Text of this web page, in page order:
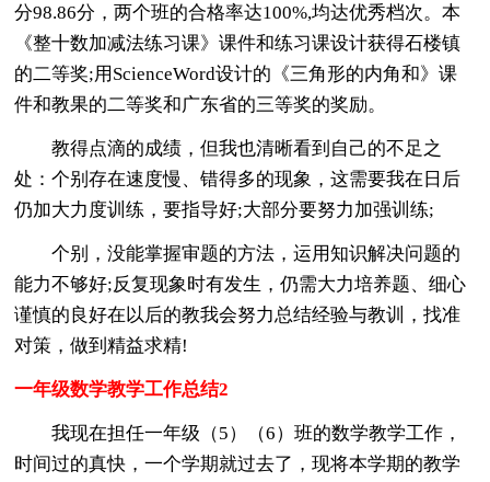
分98.86分，两个班的合格率达100%,均达优秀档次。本
《整十数加减法练习课》课件和练习课设计获得石楼镇
的二等奖;用ScienceWord设计的《三角形的内角和》课
件和教果的二等奖和广东省的三等奖的奖励。
教得点滴的成绩，但我也清晰看到自己的不足之
处：个别存在速度慢、错得多的现象，这需要我在日后
仍加大力度训练，要指导好;大部分要努力加强训练;
个别，没能掌握审题的方法，运用知识解决问题的
能力不够好;反复现象时有发生，仍需大力培养题、细心
谨慎的良好在以后的教我会努力总结经验与教训，找准
对策，做到精益求精!
一年级数学教学工作总结2
我现在担任一年级（5）（6）班的数学教学工作，
时间过的真快，一个学期就过去了，现将本学期的教学